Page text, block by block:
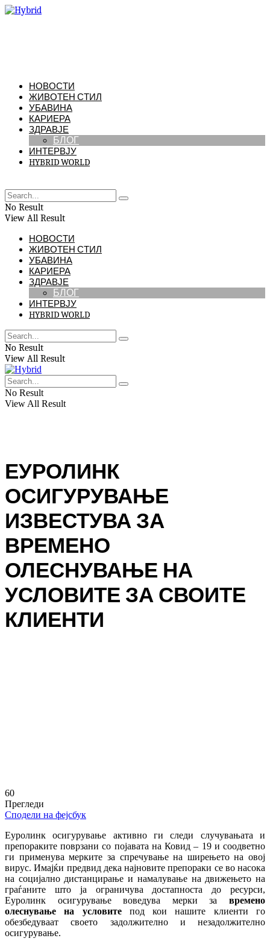
НОВОСТИ
ЖИВОТЕН СТИЛ
УБАВИНА
КАРИЕРА
ЗДРАВЈЕ
БЛОГ
ИНТЕРВЈУ
HYBRID WORLD
No Result
View All Result
НОВОСТИ
ЖИВОТЕН СТИЛ
УБАВИНА
КАРИЕРА
ЗДРАВЈЕ
БЛОГ
ИНТЕРВЈУ
HYBRID WORLD
No Result
View All Result
No Result
View All Result
ЕУРОЛИНК
ОСИГУРУВАЊЕ
ИЗВЕСТУВА ЗА
ВРЕМЕНО
ОЛЕСНУВАЊЕ НА
УСЛОВИТЕ ЗА СВОИТЕ
КЛИЕНТИ
60
Прегледи
Сподели на фејсбук
Еуролинк осигурување активно ги следи случувањата и
препораките поврзани со појавата на Ковид – 19 и соодветно
ги применува мерките за спречување на ширењето на овој
вирус. Имајќи предвид дека најновите препораки се во насока
на социјално дистанцирање и намалување на движењето на
граѓаните што ја ограничува достапноста до ресурси,
Еуролинк осигурување воведува мерки за времено
олеснување на условитепод кои нашите клиенти го
обезбедуваат своето задолжително и незадолжително
осигурување.